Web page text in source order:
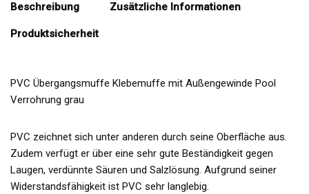
Beschreibung Zusätzliche Informationen
Produktsicherheit
PVC Übergangsmuffe Klebemuffe mit Außengewinde Pool
Verrohrung grau
PVC zeichnet sich unter anderen durch seine Oberfläche aus.
Zudem verfügt er über eine sehr gute Beständigkeit gegen
Laugen, verdünnte Säuren und Salzlösung. Aufgrund seiner
Widerstandsfähigkeit ist PVC sehr langlebig.